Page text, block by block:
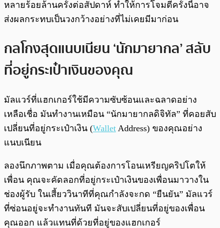
หลายร้อยล้านครั้งต่อสัปดาห์ ทำให้การโจมตีครั้งนี้อาจ
ส่งผลกระทบเป็นวงกว้างอย่างที่ไม่เคยมีมาก่อน
กลโกงสุดแนบเนียน ‘นักมายากล’ สลับ
ที่อยู่กระเป๋าเงินของคุณ
มัลแวร์ที่แฮกเกอร์ใช้มีความซับซ้อนและฉลาดอย่าง
เหลือเชื่อ มันทำงานเหมือน “นักมายากลดิจิทัล” ที่คอยสับ
เปลี่ยนที่อยู่กระเป๋าเงิน (Wallet Address) ของคุณอย่าง
แนบเนียน
ลองนึกภาพตาม เมื่อคุณต้องการโอนเหรียญคริปโตให้
เพื่อน คุณจะคัดลอกที่อยู่กระเป๋าเงินของเพื่อนมาวางใน
ช่องผู้รับ ในเสี้ยววินาทีที่คุณกำลังจะกด “ยืนยัน” มัลแวร์
ที่ซ่อนอยู่จะทำงานทันที มันจะสับเปลี่ยนที่อยู่ของเพื่อน
คุณออก แล้วแทนที่ด้วยที่อยู่ของแฮกเกอร์